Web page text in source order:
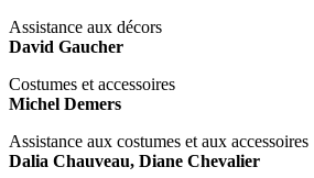
Assistance aux décors
David Gaucher
Costumes et accessoires
Michel Demers
Assistance aux costumes et aux accessoires
Dalia Chauveau, Diane Chevalier